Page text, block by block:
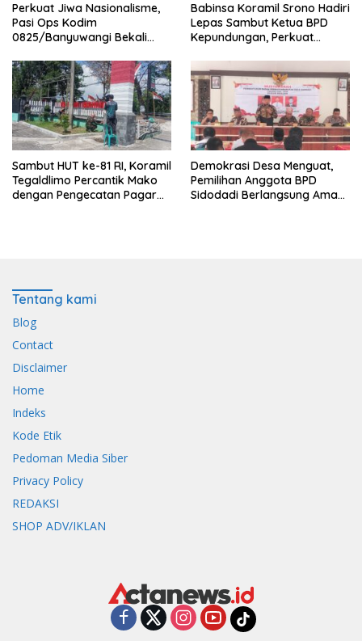
Perkuat Jiwa Nasionalisme,
Pasi Ops Kodim
0825/Banyuwangi Bekali
dengan Wawasan
Kebangsaan
Babinsa Koramil Srono Hadiri
Lepas Sambut Ketua BPD
Kepundungan, Perkuat
Sambut HUT ke-81 RI, Koramil
Tegaldlimo Percantik Mako
dengan Pengecatan Pagar
Demokrasi Desa Menguat,
Pemilihan Anggota BPD
Sidodadi Berlangsung Aman
Tentang kami
Blog
Contact
Disclaimer
Home
Indeks
Kode Etik
Pedoman Media Siber
Privacy Policy
REDAKSI
SHOP ADV/IKLAN